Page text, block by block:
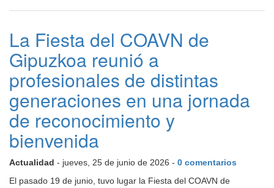
La Fiesta del COAVN de
Gipuzkoa reunió a
profesionales de distintas
generaciones en una jornada
de reconocimiento y
bienvenida
Actualidad - jueves, 25 de junio de 2026 - 0 comentarios
El pasado 19 de junio, tuvo lugar la Fiesta del COAVN de